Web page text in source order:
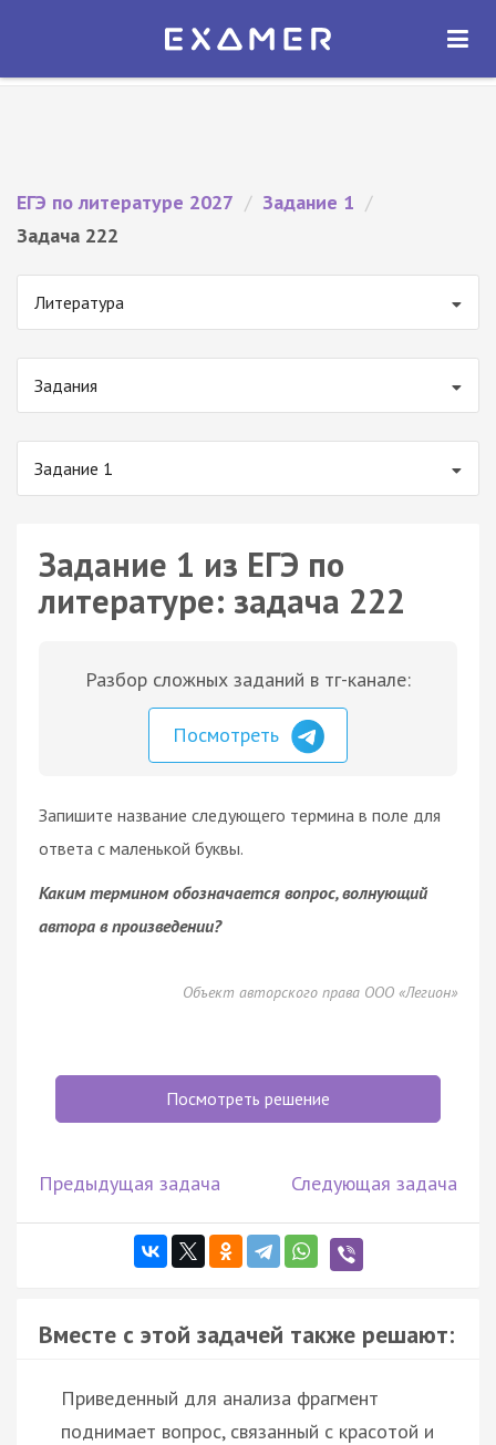
Экзамер — ЕГЭ 2027
ОТКРЫТЬ
ЕГЭ по литературе 2027 / Задание 1 /
Задача 222
Литература
Задания
Задание 1
Задание 1 из ЕГЭ по
литературе: задача 222
Разбор сложных заданий в тг-канале:
Посмотреть
Запишите название следующего термина в поле для
ответа с маленькой буквы.
Каким термином обозначается вопрос, волнующий
автора в произведении?
Объект авторского права ООО «Легион»
Посмотреть решение
Предыдущая задача Следующая задача
Вместе с этой задачей также решают:
Приведенный для анализа фрагмент
поднимает вопрос, связанный с красотой и